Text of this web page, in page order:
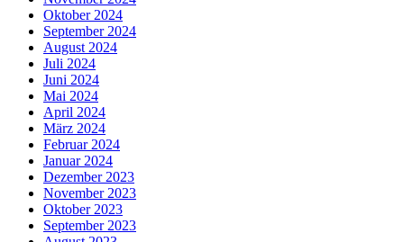
Oktober 2024
September 2024
August 2024
Juli 2024
Juni 2024
Mai 2024
April 2024
März 2024
Februar 2024
Januar 2024
Dezember 2023
November 2023
Oktober 2023
September 2023